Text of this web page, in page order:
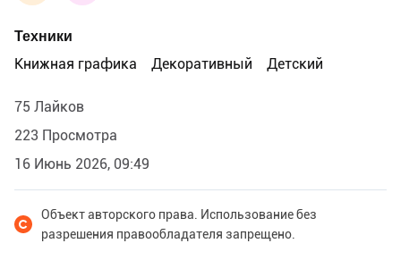
Техники
Книжная графика
Декоративный Детский
75 Лайков
223 Просмотра
16 Июнь 2026, 09:49
Объект авторского права. Использование без
разрешения правообладателя запрещено.